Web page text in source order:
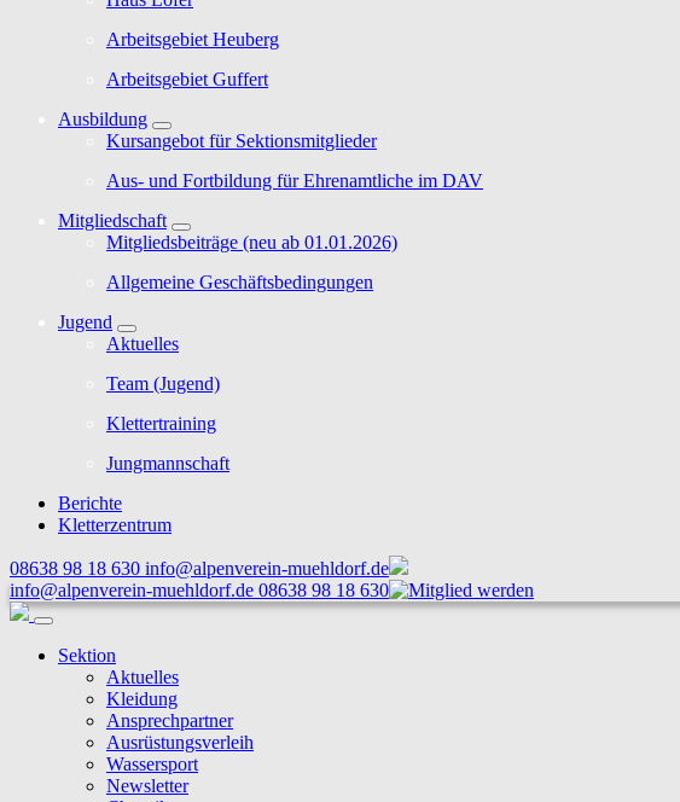
Arbeitsgebiet Heuberg
Arbeitsgebiet Guffert
Ausbildung
Kursangebot für Sektionsmitglieder
Aus- und Fortbildung für Ehrenamtliche im DAV
Mitgliedschaft
Mitgliedsbeiträge (neu ab 01.01.2026)
Allgemeine Geschäftsbedingungen
Jugend
Aktuelles
Team (Jugend)
Klettertraining
Jungmannschaft
Berichte
Kletterzentrum
08638 98 18 630 info@alpenverein-muehldorf.de
info@alpenverein-muehldorf.de 08638 98 18 630
Sektion
Aktuelles
Kleidung
Ansprechpartner
Ausrüstungsverleih
Wassersport
Newsletter